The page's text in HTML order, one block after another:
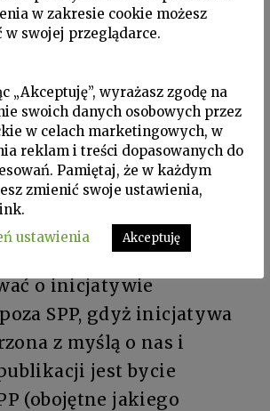
do własnych poglądów
autorytet organizacji.
gdy próbuje przy tym
jak pani prezes
SPP, która –
współpracy z
– w rozsyłanych
nawołuje: „Proszę
o inicjatywie
SPP, gdyż inicjatywa
z myślą o nas i
jest bycie
(obojętne jakiego
w zakresie cookie możesz
w swojej przeglądarce.
„Akceptuję”, wyrażasz zgodę na
swoich danych osobowych przez
w celach marketingowych, w
reklam i treści dopasowanych do
Pamiętaj, że w każdym
zmienić swoje ustawienia,
ustawienia
Akceptuję